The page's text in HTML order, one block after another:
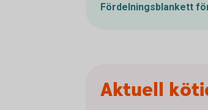
Fördelningsblankett
Aktuell